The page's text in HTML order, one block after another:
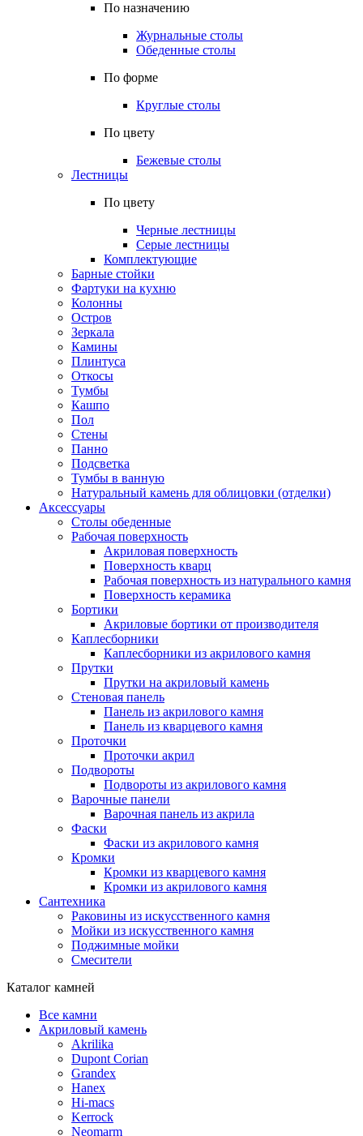
По назначению
Журнальные столы
Обеденные столы
По форме
Круглые столы
По цвету
Бежевые столы
Лестницы
По цвету
Черные лестницы
Серые лестницы
Комплектующие
Барные стойки
Фартуки на кухню
Колонны
Остров
Зеркала
Камины
Плинтуса
Откосы
Тумбы
Кашпо
Пол
Стены
Панно
Подсветка
Тумбы в ванную
Натуральный камень для облицовки (отделки)
Аксессуары
Столы обеденные
Рабочая поверхность
Акриловая поверхность
Поверхность кварц
Рабочая поверхность из натурального камня
Поверхность керамика
Бортики
Акриловые бортики от производителя
Каплесборники
Каплесборники из акрилового камня
Прутки
Прутки на акриловый камень
Стеновая панель
Панель из акрилового камня
Панель из кварцевого камня
Проточки
Проточки акрил
Подвороты
Подвороты из акрилового камня
Варочные панели
Варочная панель из акрила
Фаски
Фаски из акрилового камня
Кромки
Кромки из кварцевого камня
Кромки из акрилового камня
Сантехника
Раковины из искусственного камня
Мойки из искусственного камня
Поджимные мойки
Смесители
Каталог камней
Все камни
Акриловый камень
Akrilika
Dupont Corian
Grandex
Hanex
Hi-macs
Kerrock
Neomarm